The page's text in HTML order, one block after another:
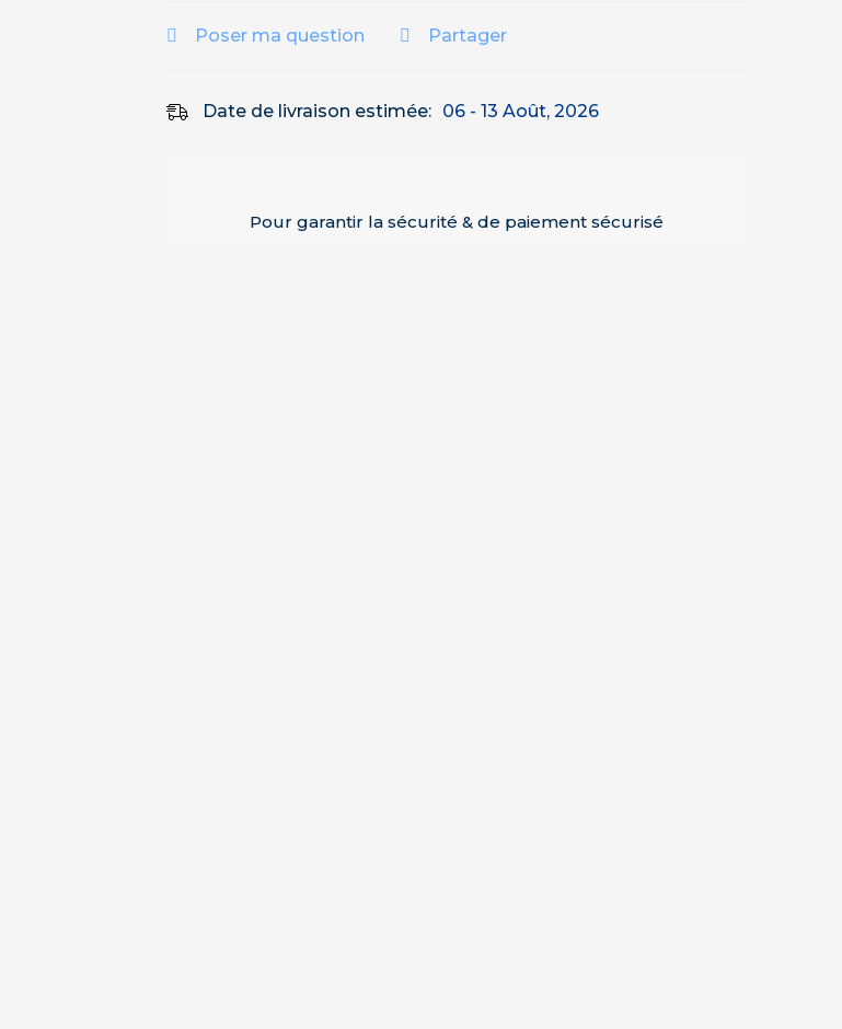
Poser ma question Partager
Date de livraison estimée: 06 - 13 Août, 2026
Pour garantir la sécurité & de paiement sécurisé